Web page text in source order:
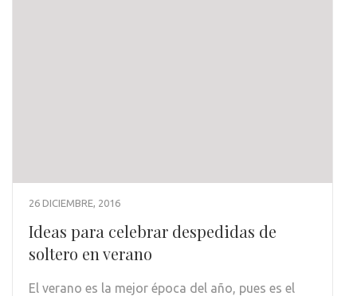
26 DICIEMBRE, 2016
Ideas para celebrar despedidas de
soltero en verano
El verano es la mejor época del año, pues es el